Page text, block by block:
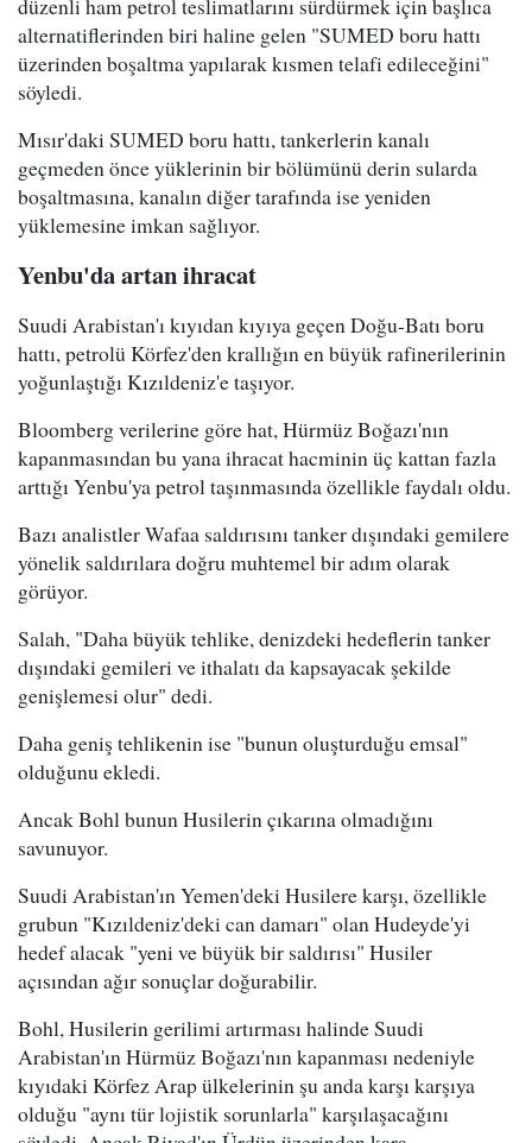
düzenli ham petrol teslimatlarını sürdürmek için başlıca
alternatiflerinden biri haline gelen "SUMED boru hattı
üzerinden boşaltma yapılarak kısmen telafi edileceğini"
söyledi.
Mısır'daki SUMED boru hattı, tankerlerin kanalı
geçmeden önce yüklerinin bir bölümünü derin sularda
boşaltmasına, kanalın diğer tarafında ise yeniden
yüklemesine imkan sağlıyor.
Yenbu'da artan ihracat
Suudi Arabistan'ı kıyıdan kıyıya geçen Doğu-Batı boru
hattı, petrolü Körfez'den krallığın en büyük rafinerilerinin
yoğunlaştığı Kızıldeniz'e taşıyor.
Bloomberg verilerine göre hat, Hürmüz Boğazı'nın
kapanmasından bu yana ihracat hacminin üç kattan fazla
arttığı Yenbu'ya petrol taşınmasında özellikle faydalı oldu.
Bazı analistler Wafaa saldırısını tanker dışındaki gemilere
yönelik saldırılara doğru muhtemel bir adım olarak
görüyor.
Salah, "Daha büyük tehlike, denizdeki hedeflerin tanker
dışındaki gemileri ve ithalatı da kapsayacak şekilde
genişlemesi olur" dedi.
Daha geniş tehlikenin ise "bunun oluşturduğu emsal"
olduğunu ekledi.
Ancak Bohl bunun Husilerin çıkarına olmadığını
savunuyor.
Suudi Arabistan'ın Yemen'deki Husilere karşı, özellikle
grubun "Kızıldeniz'deki can damarı" olan Hudeyde'yi
hedef alacak "yeni ve büyük bir saldırısı" Husiler
açısından ağır sonuçlar doğurabilir.
Bohl, Husilerin gerilimi artırması halinde Suudi
Arabistan'ın Hürmüz Boğazı'nın kapanması nedeniyle
kıyıdaki Körfez Arap ülkelerinin şu anda karşı karşıya
olduğu "aynı tür lojistik sorunlarla" karşılaşacağını